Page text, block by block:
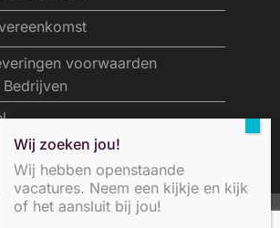
voorwaarden
Bedrijven
privacybeleid/disclaimer
Wij zoeken jou!
Wij hebben openstaande
vacatures. Neem een kijkje en kijk
of het aansluit bij jou!